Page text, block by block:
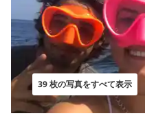
39 枚の写真をすべて表示